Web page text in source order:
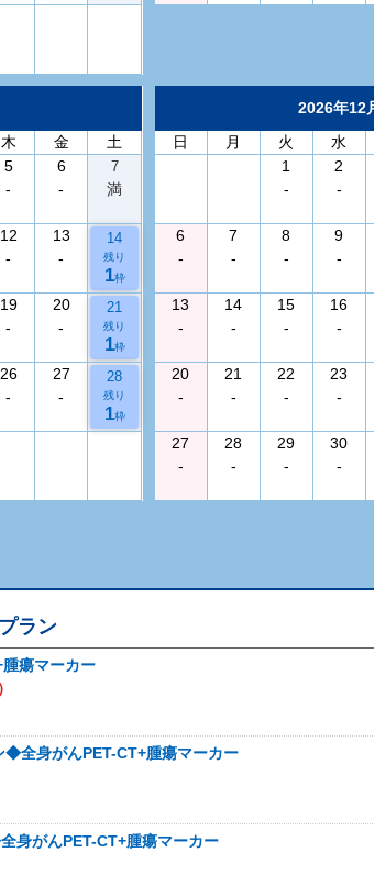
木 金
土
5
-
6
-
7
満
12
-
13
-
14
残り
1枠
19
-
20
-
21
残り
1枠
26
-
27
-
28
残り
1枠
2026年12
日
月 火 水
1
-
2
-
6
-
7
-
8
-
9
-
13
-
14
-
15
-
16
-
20
-
21
-
22
-
23
-
27
-
28
-
29
-
30
-
ラン
瘍マーカー
全身がんPET-CT+腫瘍マーカー
身がんPET-CT+腫瘍マーカー